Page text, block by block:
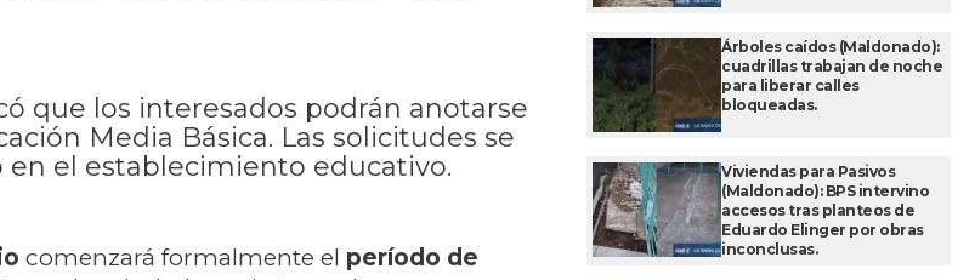
que los interesados podrán anotarse
Media Básica. Las solicitudes se
el establecimiento educativo.
comenzará formalmente el período de
Árboles caídos (Maldonado):
cuadrillas trabajan de noche
para liberar calles
bloqueadas.
Viviendas para Pasivos
(Maldonado): BPS intervino
accesos tras planteos de
Eduardo Elinger por obras
inconclusas.